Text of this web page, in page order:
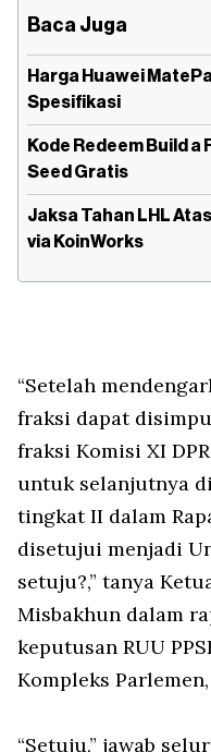
Baca Juga
Harga Huawei
Spesifikasi
Kode Redeem Build a
Seed Gratis
Jaksa Tahan LHL
via KoinWorks
“Setelah
fraksi dapat
fraksi Komisi XI
untuk selanjutnya
tingkat II dalam
disetujui menjadi
setuju?,” tanya
Misbakhun dalam
keputusan RUU
Kompleks
“Setuju,” jawab